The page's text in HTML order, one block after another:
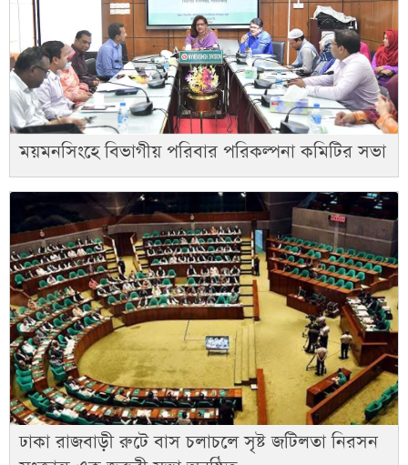
ময়মনসিংহে বিভাগীয় পরিবার পরিকল্পনা কমিটির সভা
ঢাকা রাজবাড়ী রুটে বাস চলাচলে সৃষ্ট জটিলতা নিরসন